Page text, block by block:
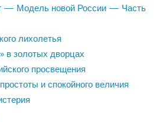
— Модель новой России — Часть
лихолетья
в золотых дворцах
просвещения
и спокойного величия